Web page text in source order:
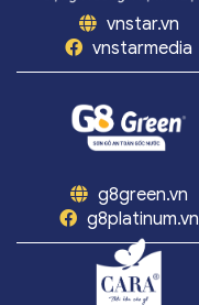
vnstar.vn
vnstarmedia
g8green.vn
g8platinum.vn